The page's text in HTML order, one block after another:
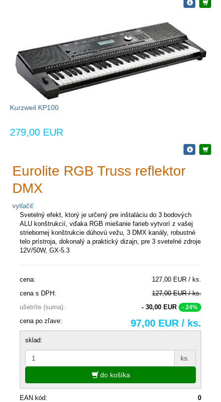
Kurzweil KP100
279,00 EUR
Eurolite RGB Truss reflektor
DMX
vytlačiť
Svetelný efekt, ktorý je určený pre inštaláciu do 3 bodových
ALU konštrukcií, vďaka RGB miešanie farieb vytvorí z vašej
striebornej konštrukcie dúhovú vežu, 3 DMX kanály, robustné
telo prístroja, dokonalý a praktický dizajn, pre 3 svetelné zdroje
12V/50W, GX-5.3
cena:
127,00 EUR / ks.
cena s DPH:
127,00 EUR / ks.
ušetríte (suma):
- 30,00 EUR - 24%
cena po zľave: 97,00 EUR / ks.
sklad:
ks.
do košíka
EAN kód:
0